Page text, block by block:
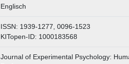
Englisch
ISSN: 1939-1277, 0096-1523
KITopen-ID: 1000183568
Journal of Experimental Psychology: